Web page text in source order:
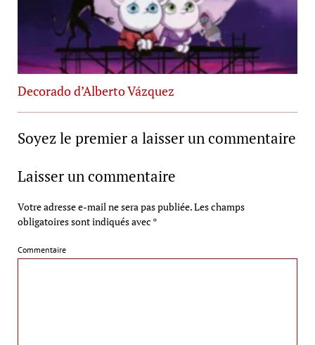
Decorado d’Alberto Vázquez
Soyez le premier a laisser un commentaire
Laisser un commentaire
Votre adresse e-mail ne sera pas publiée.Les champs
obligatoires sont indiqués avec *
Commentaire